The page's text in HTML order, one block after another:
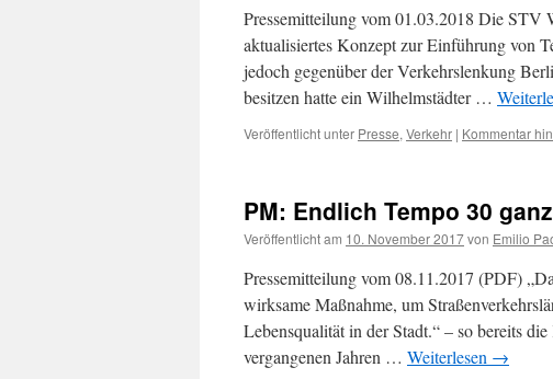
Pressemitteilung vom 01.03.2018 Die STV
aktualisiertes Konzept zur Einführung von
jedoch gegenüber der Verkehrslenkung
besitzen hatte ein Wilhelmstädter …
Veröffentlicht unter Presse, Verkehr | Kommentar
PM: Endlich Tempo 30
Veröffentlicht am 10. November 2017von Emilio
Pressemitteilung vom 08.11.2017 (PDF)
wirksame Maßnahme, um
Lebensqualität in der Stadt.“ – so bereits
vergangenen Jahren … Weiterlesen →